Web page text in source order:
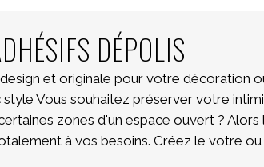
DÉPOLIS
et originale pour votre décoration
style Vous souhaitez préserver votre
zones d'un espace ouvert ? Alors
à vos besoins. Créez le votre ou